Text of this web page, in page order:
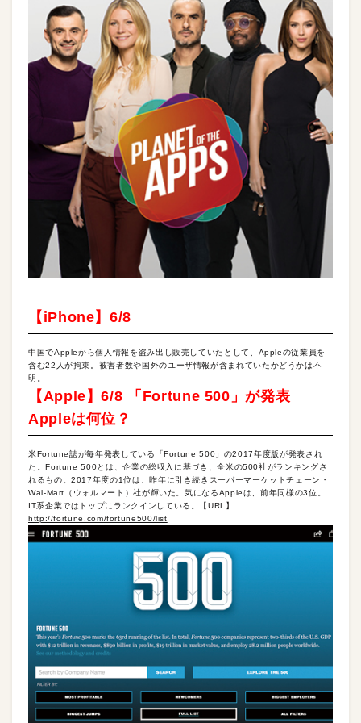
【iPhone】6/8
中国でAppleから個人情報を盗み出し販売していたとして、Appleの従業員を
含む22人が拘束。被害者数や国外のユーザ情報が含まれていたかどうかは不
明。
【Apple】6/8 「Fortune 500」が発表
Appleは何位？
米Fortune誌が毎年発表している「Fortune 500」の2017年度版が発表され
た。Fortune 500とは、企業の総収入に基づき、全米の500社がランキングさ
れるもの。2017年度の1位は、昨年に引き続きスーパーマーケットチェーン・
Wal-Mart（ウォルマート）社が輝いた。気になるAppleは、前年同様の3位。
IT系企業ではトップにランクインしている。【URL】
http://fortune.com/fortune500/list